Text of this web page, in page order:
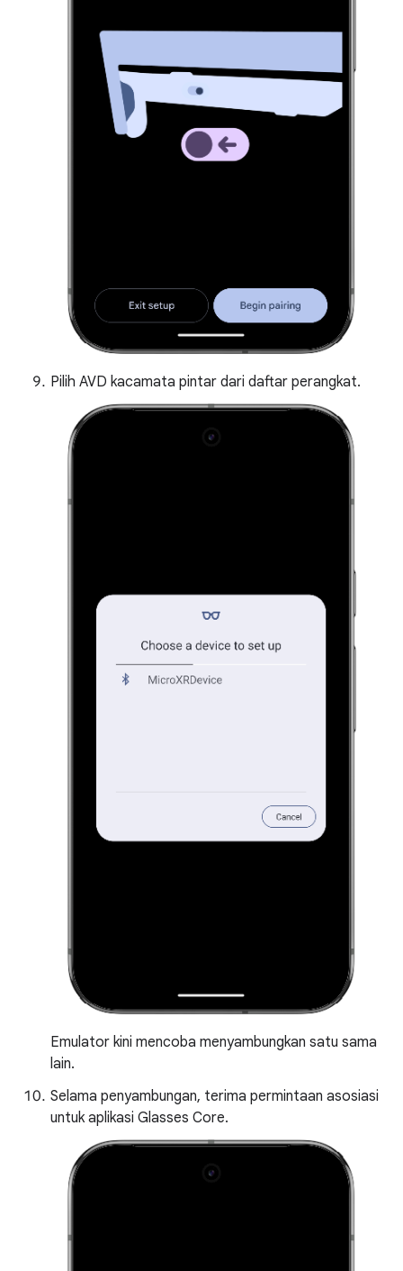
Pilih AVD kacamata pintar dari daftar perangkat.
Emulator kini mencoba menyambungkan satu sama
lain.
Selama penyambungan, terima permintaan asosiasi
untuk aplikasi Glasses Core.